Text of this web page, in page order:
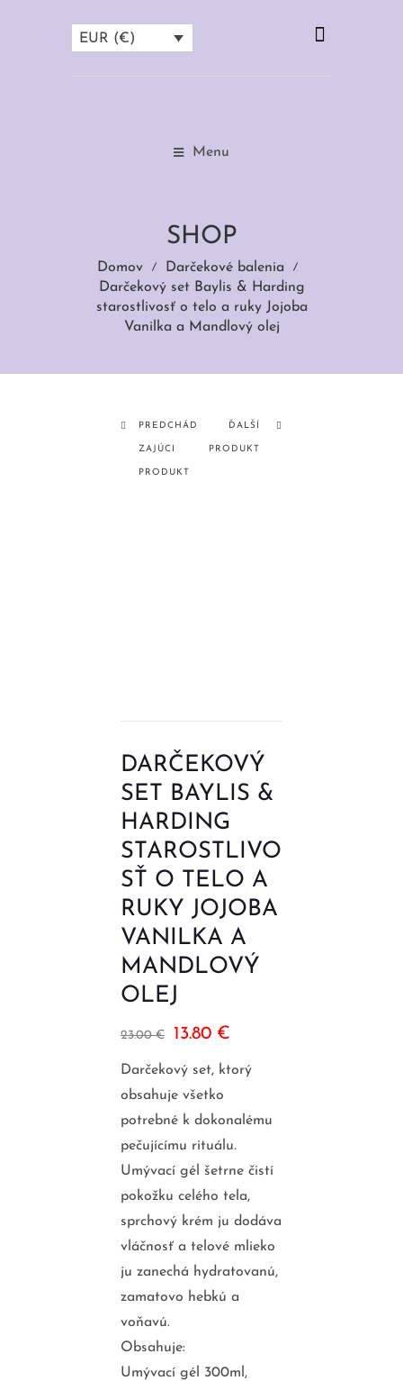
EUR (€)
Menu
SHOP
Domov
Darčekové balenia
Darčekový set Baylis & Harding
starostlivosť o telo a ruky Jojoba
Vanilka a Mandlový olej
PREDCHÁD
ZAJÚCI
PRODUKT
ĎALŠÍ
PRODUKT
DARČEKOVÝ
SET BAYLIS &
HARDING
STAROSTLIVO
SŤ O TELO A
RUKY JOJOBA
VANILKA A
MANDLOVÝ
OLEJ
23.00€ 13.80 €
Darčekový set, ktorý
obsahuje všetko
potrebné k dokonalému
pečujícímu rituálu.
Umývací gél šetrne čistí
pokožku celého tela,
sprchový krém ju dodáva
vláčnosť a telové mlieko
ju zanechá hydratovanú,
zamatovo hebkú a
voňavú.
Obsahuje:
Umývací gél 300ml,